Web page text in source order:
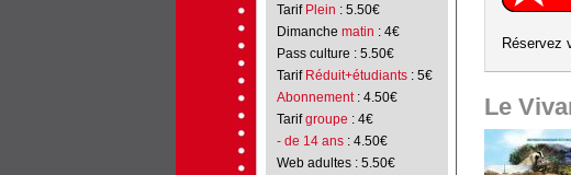
Tarif Plein : 5.50€
Dimanche matin : 4€
Pass culture : 5.50€
Tarif Réduit+étudiants : 5€
Abonnement: 4.50€
Tarifgroupe : 4€
- de 14 ans: 4.50€
Web adultes : 5.50€
Réservez
Le